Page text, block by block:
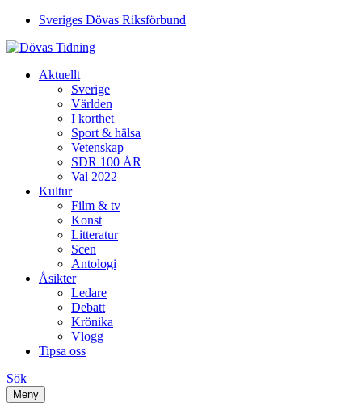
Sveriges Dövas Riksförbund
Aktuellt
Sverige
Världen
I korthet
Sport & hälsa
Vetenskap
SDR 100 ÅR
Val 2022
Kultur
Film & tv
Konst
Litteratur
Scen
Antologi
Åsikter
Ledare
Debatt
Krönika
Vlogg
Tipsa oss
Sök
Meny